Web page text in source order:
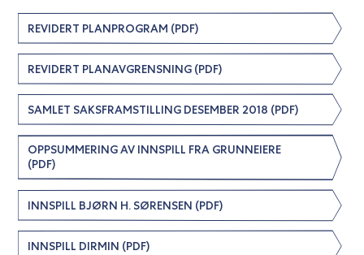
REVIDERT PLANPROGRAM (PDF)
REVIDERT PLANAVGRENSNING (PDF)
SAMLET SAKSFRAMSTILLING DESEMBER 2018 (PDF)
OPPSUMMERING AV INNSPILL FRA GRUNNEIERE
(PDF)
INNSPILL BJØRN H. SØRENSEN (PDF)
INNSPILL DIRMIN (PDF)